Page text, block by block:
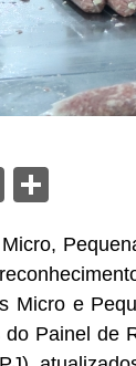
LinkedIn
Micro e
Painel de